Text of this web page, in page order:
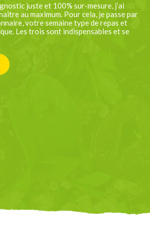
juste et 100% sur-mesure, j’ai
au maximum. Pour cela, je passe par
votre semaine type de repas et
Les trois sont indispensables et se